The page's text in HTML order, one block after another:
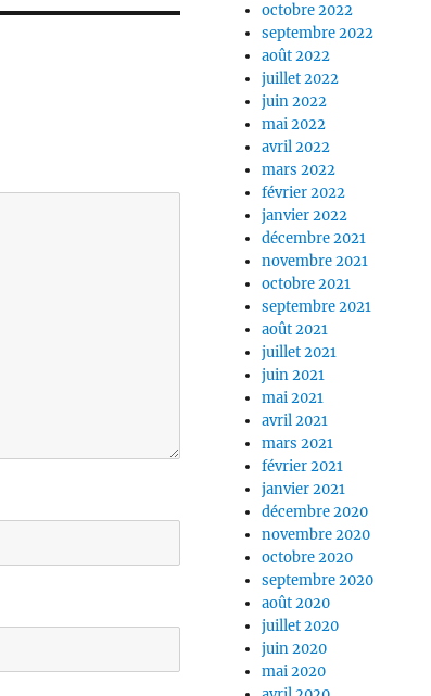
octobre 2022
septembre 2022
août 2022
juillet 2022
juin 2022
mai 2022
avril 2022
mars 2022
février 2022
janvier 2022
décembre 2021
novembre 2021
octobre 2021
septembre 2021
août 2021
juillet 2021
juin 2021
mai 2021
avril 2021
mars 2021
février 2021
janvier 2021
décembre 2020
novembre 2020
octobre 2020
septembre 2020
août 2020
juillet 2020
juin 2020
mai 2020